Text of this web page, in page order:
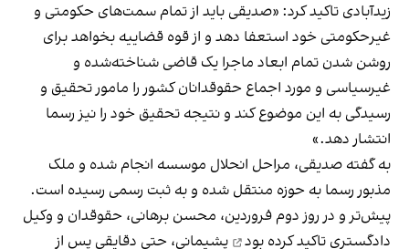
زیدآبادی تاکید کرد: «صدیقی باید از تمام سمت‌های حکومتی و
غیرحکومتی خود استعفا دهد و از قوه قضاییه بخواهد برای
روشن شدن تمام ابعاد ماجرا یک قاضی شناخته‌شده و
غیرسیاسی و مورد اجماع حقوقدانان کشور را مامور تحقیق و
رسیدگی به این موضوع کند و نتیجه تحقیق خود را نیز رسما
انتشار دهد.»
به گفته صدیقی، مراحل انحلال موسسه انجام شده و ملک
مذبور رسما به حوزه منتقل شده و به ثبت رسمی رسیده است.
پیش‌تر و در روز دوم فروردین، محسن برهانی، حقوقدان و وکیل
دادگستری تاکید کرده بود پشیمانی، حتی دقایقی پس از